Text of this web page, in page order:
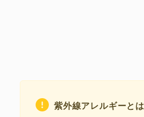
紫外線アレルギーとは